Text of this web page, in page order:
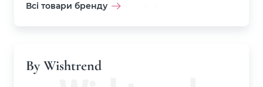
Всі товари бренду
By Wishtrend